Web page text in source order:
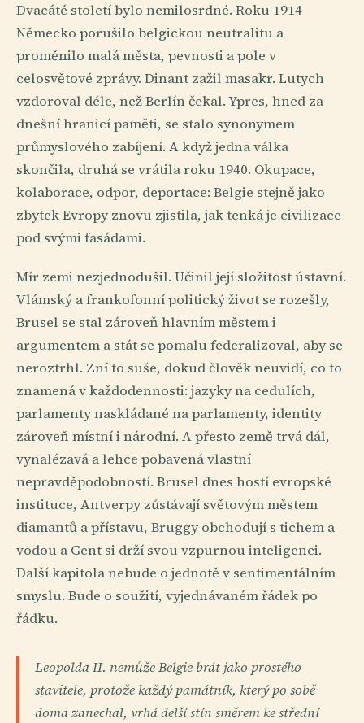
Dvacáté století bylo nemilosrdné. Roku 1914
Německo porušilo belgickou neutralitu a
proměnilo malá města, pevnosti a pole v
celosvětové zprávy. Dinant zažil masakr. Lutych
vzdoroval déle, než Berlín čekal. Ypres, hned za
dnešní hranicí paměti, se stalo synonymem
průmyslového zabíjení. A když jedna válka
skončila, druhá se vrátila roku 1940. Okupace,
kolaborace, odpor, deportace: Belgie stejně jako
zbytek Evropy znovu zjistila, jak tenká je civilizace
pod svými fasádami.
Mír zemi nezjednodušil. Učinil její složitost ústavní.
Vlámský a frankofonní politický život se rozešly,
Brusel se stal zároveň hlavním městem i
argumentem a stát se pomalu federalizoval, aby se
neroztrhl. Zní to suše, dokud člověk neuvidí, co to
znamená v každodennosti: jazyky na cedulích,
parlamenty naskládané na parlamenty, identity
zároveň místní i národní. A přesto země trvá dál,
vynalézavá a lehce pobavená vlastní
nepravděpodobností. Brusel dnes hostí evropské
instituce, Antverpy zůstávají světovým městem
diamantů a přístavu, Bruggy obchodují s tichem a
vodou a Gent si drží svou vzpurnou inteligenci.
Další kapitola nebude o jednotě v sentimentálním
smyslu. Bude o soužití, vyjednávaném řádek po
řádku.
Leopolda II. nemůže Belgie brát jako prostého
stavitele, protože každý památník, který po sobě
doma zanechal, vrhá delší stín směrem ke střední